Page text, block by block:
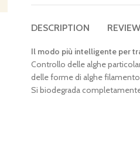
DESCRIPTION
Il modo più intelligente per
Controllo delle alghe
delle forme di alghe
Si biodegrada